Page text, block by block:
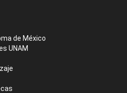
de México
UNAM